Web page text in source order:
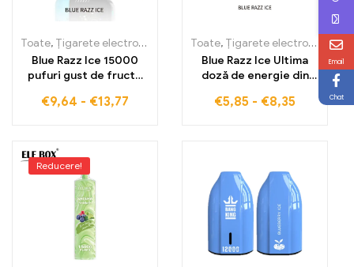
Toate, Țigarete electronice de unică folosință ,Țigarete
Blue Razz Ice 15000
pufuri gust de fructe
cu ELF BOX PULSE X
€9,64 - €13,77
Toate, Țigarete electronice de unică folosință
Blue Razz Ice Ultima
doză de energie din
răcorire glaciară ELF
€5,85 - €8,35
Reducere!
Email
Chat